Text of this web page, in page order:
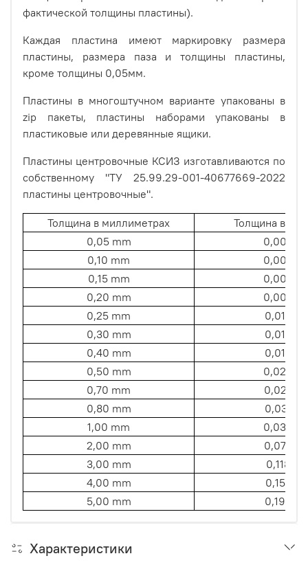
фактической толщины пластины).
Каждая пластина имеют маркировку размера
пластины, размера паза и толщины пластины,
кроме толщины 0,05мм.
Пластины в многоштучном варианте упакованы в
zip пакеты, пластины наборами упакованы в
пластиковые или деревянные ящики.
Пластины центровочные КСИЗ изготавливаются по
собственному "ТУ 25.99.29-001-40677669-2022
пластины центровочные".
Толщина в миллиметрах
Толщина в
0,05 mm
0,002"
0,10 mm
0,004"
0,15 mm
0,006"
0,20 mm
0,008"
0,25 mm
0,010"
0,30 mm
0,012"
0,40 mm
0,015"
0,50 mm
0,020"
0,70 mm
0,027"
0,80 mm
0,031"
1,00 mm
0,039"
2,00 mm
0,079"
3,00 mm
0,118"
4,00 mm
0,157"
5,00 mm
0,196"
Характеристики